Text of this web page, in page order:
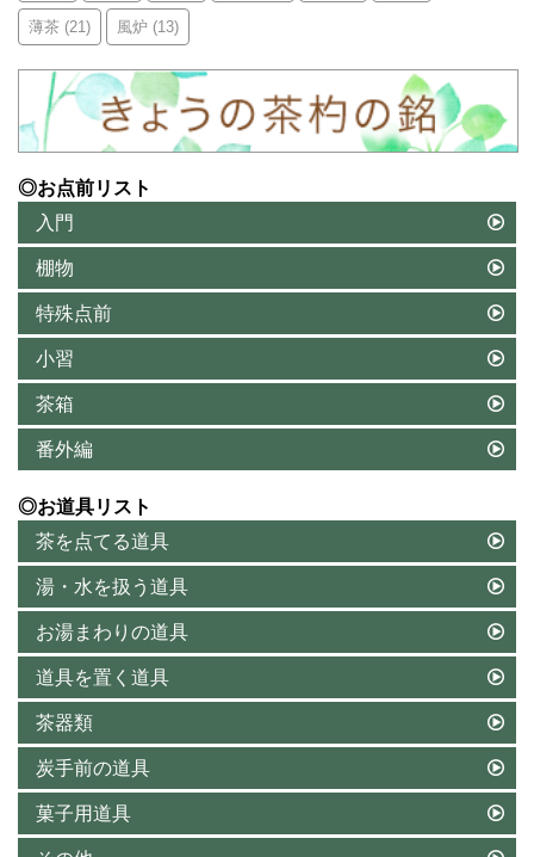
薄茶 (21) 風炉 (13)
◎お点前リスト
入門
棚物
特殊点前
小習
茶箱
番外編
◎お道具リスト
茶を点てる道具
湯・水を扱う道具
お湯まわりの道具
道具を置く道具
茶器類
炭手前の道具
菓子用道具